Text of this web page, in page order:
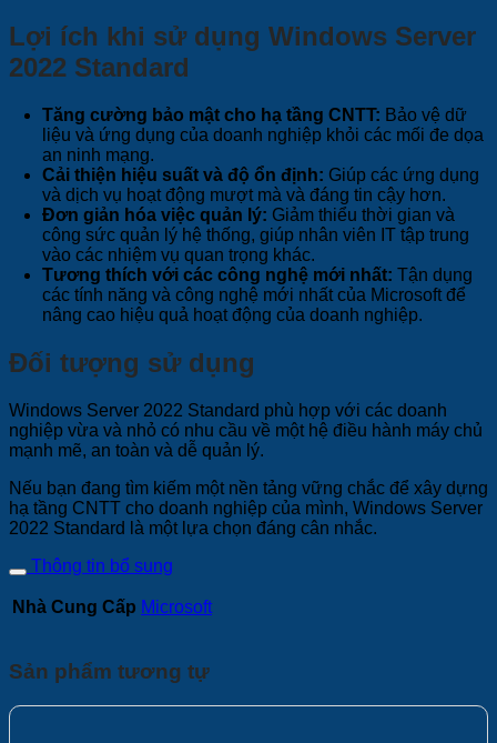
Lợi ích khi sử dụng Windows Server
2022 Standard
Tăng cường bảo mật cho hạ tầng CNTT: Bảo vệ dữ
liệu và ứng dụng của doanh nghiệp khỏi các mối đe dọa
an ninh mạng.
Cải thiện hiệu suất và độ ổn định: Giúp các ứng dụng
và dịch vụ hoạt động mượt mà và đáng tin cậy hơn.
Đơn giản hóa việc quản lý: Giảm thiểu thời gian và
công sức quản lý hệ thống, giúp nhân viên IT tập trung
vào các nhiệm vụ quan trọng khác.
Tương thích với các công nghệ mới nhất: Tận dụng
các tính năng và công nghệ mới nhất của Microsoft để
nâng cao hiệu quả hoạt động của doanh nghiệp.
Đối tượng sử dụng
Windows Server 2022 Standard phù hợp với các doanh
nghiệp vừa và nhỏ có nhu cầu về một hệ điều hành máy chủ
mạnh mẽ, an toàn và dễ quản lý.
Nếu bạn đang tìm kiếm một nền tảng vững chắc để xây dựng
hạ tầng CNTT cho doanh nghiệp của mình, Windows Server
2022 Standard là một lựa chọn đáng cân nhắc.
Thông tin bổ sung
Nhà Cung Cấp Microsoft
Sản phẩm tương tự